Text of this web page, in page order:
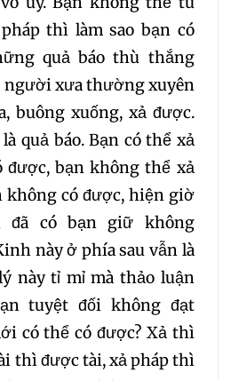
041
044
047
050
059
thì làm sao bạn có
quả báo thù thắng
người xưa thường xuyên
buông xuống, xả được.
quả báo. Bạn có thể xả
được, bạn không thể xả
có được, hiện giờ
đã có bạn giữ không
này ở phía sau vẫn là
này tỉ mỉ mà thảo luận
tuyệt đối không đạt
có thể có được? Xả thì
thì được tài, xả pháp thì